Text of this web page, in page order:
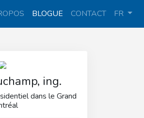
BLOGUE CONTACT FR
ing.
dans le Grand